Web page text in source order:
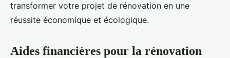
transformer votre projet de rénovation en une
réussite économique et écologique.
Aides financières pour la rénovation